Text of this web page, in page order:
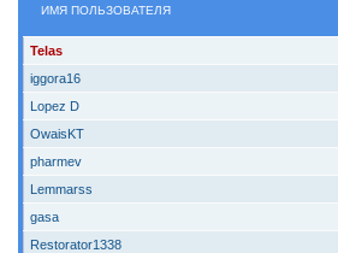
ИМЯ ПОЛЬЗОВАТЕЛЯ
Telas
iggora16
Lopez D
OwaisKT
pharmev
Lemmarss
gasa
Restorator1338